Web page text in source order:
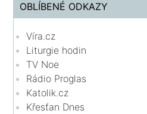
OBLÍBENÉ ODKAZY
Víra.cz
Liturgie hodin
TV Noe
Rádio Proglas
Katolik.cz
Křesťan Dnes